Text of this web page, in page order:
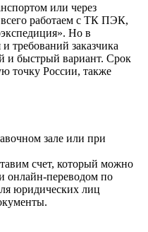
или через
работаем с ТК ПЭК,
Но в
требований заказчика
и быстрый вариант. Срок
точку России, также
зале или при
счет, который можно
онлайн-переводом по
юридических лиц